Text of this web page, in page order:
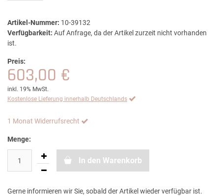
Artikel-Nummer: 10-39132
Verfügbarkeit: Auf Anfrage, da der Artikel zurzeit nicht vorhanden
ist.
Preis:
603,00 €
inkl. 19% MwSt.
Kostenlose Lieferung innerhalb Deutschlands
1 Monat Widerrufsrecht
Menge:
In den Warenkorb
Gerne informieren wir Sie, sobald der Artikel wieder verfügbar ist.